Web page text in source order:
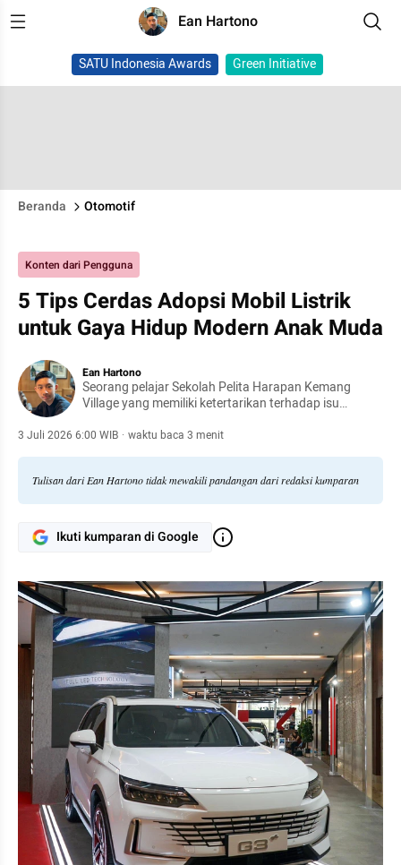
Ean Hartono
SATU Indonesia Awards Green Initiative
Beranda Otomotif
Konten dari Pengguna
5 Tips Cerdas Adopsi Mobil Listrik
untuk Gaya Hidup Modern Anak Muda
Ean Hartono
Seorang pelajar Sekolah Pelita Harapan Kemang
Village yang memiliki ketertarikan terhadap isu
3 Juli 2026 6:00 WIB · waktu baca 3 menit
Tulisan dari Ean Hartono tidak mewakili pandangan dari redaksi kumparan
Ikuti kumparan di Google